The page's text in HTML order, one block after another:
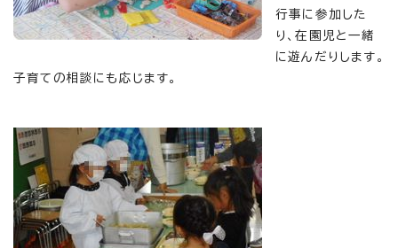
行事に参加した
り、在園児と一緒
に遊んだりします。
子育ての相談にも応じます。